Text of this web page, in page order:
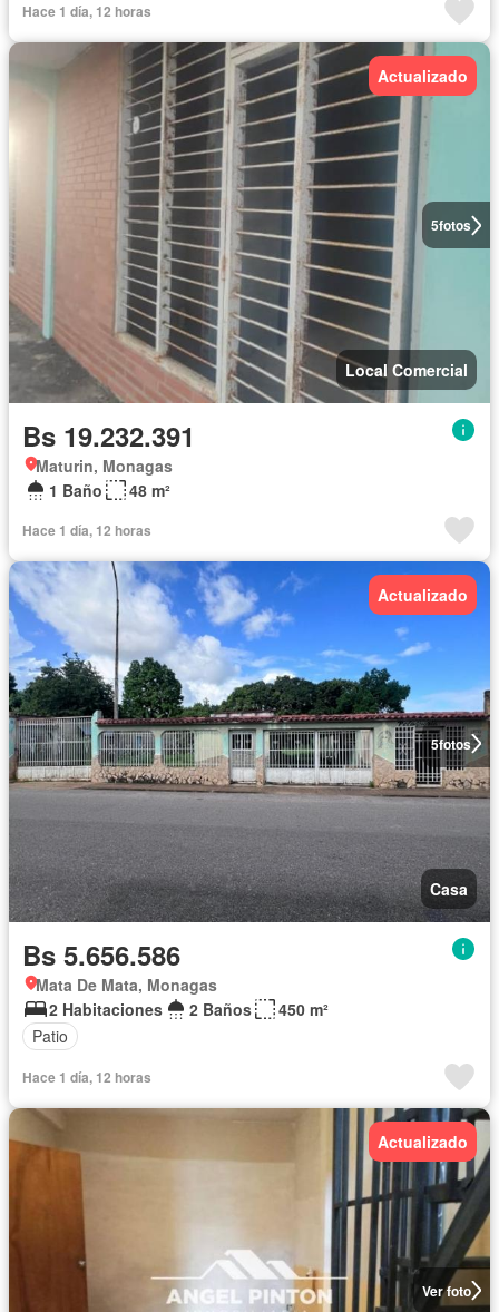
Hace 1 día, 12 horas
5fotos
Actualizado
Local Comercial
Bs 19.232.391
Maturin, Monagas
1 Baño
48 m²
Hace 1 día, 12 horas
5fotos
Actualizado
Casa
Bs 5.656.586
Mata De Mata, Monagas
2 Habitaciones
2 Baños
450 m²
Patio
Hace 1 día, 12 horas
Ver foto
Actualizado